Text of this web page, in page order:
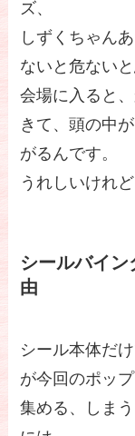
ズ、
しずくちゃん
ないと危ない
会場に入ると
きて、頭の中
がるんです。
うれしいけれ
シールバイ
由
シール本体だ
が今回のポッ
集める、しま